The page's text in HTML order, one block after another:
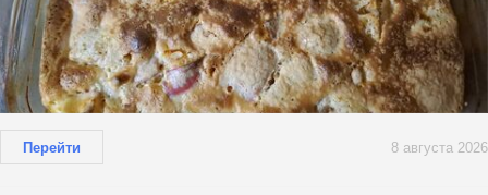
Перейти 8 августа 2026